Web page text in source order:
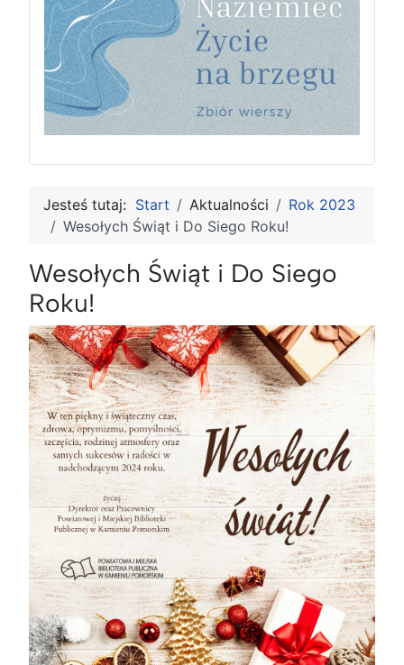
Jesteś tutaj: Start Aktualności
Rok 2023
Wesołych Świąt i Do Siego Roku!
Wesołych Świąt i Do Siego
Roku!